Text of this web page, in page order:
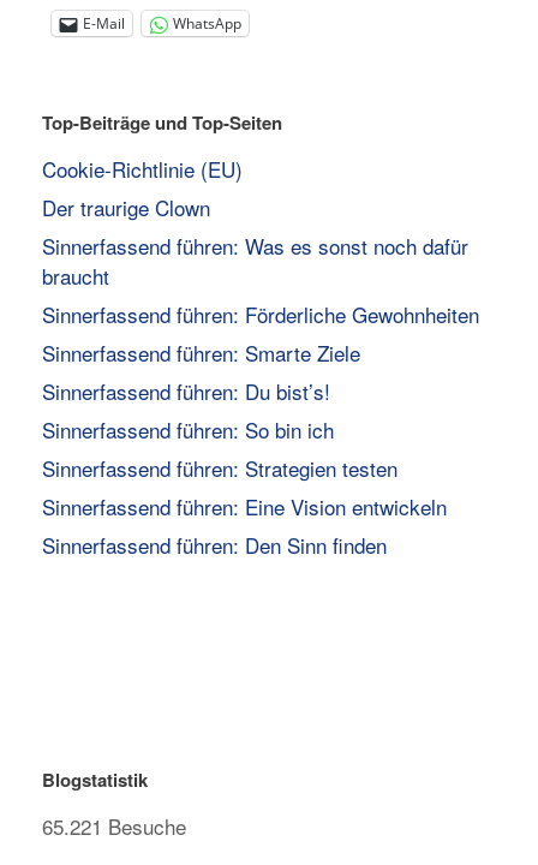
E-Mail WhatsApp
Top-Beiträge und Top-Seiten
Cookie-Richtlinie (EU)
Der traurige Clown
Sinnerfassend führen: Was es sonst noch dafür
braucht
Sinnerfassend führen: Förderliche Gewohnheiten
Sinnerfassend führen: Smarte Ziele
Sinnerfassend führen: Du bist’s!
Sinnerfassend führen: So bin ich
Sinnerfassend führen: Strategien testen
Sinnerfassend führen: Eine Vision entwickeln
Sinnerfassend führen: Den Sinn finden
Blogstatistik
65.221 Besuche